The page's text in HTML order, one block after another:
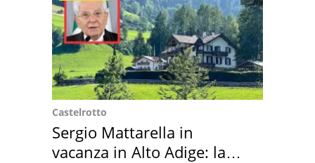
Castelrotto
Sergio Mattarella in
vacanza in Alto Adige: la